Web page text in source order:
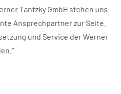
Tantzky GmbH stehen uns
Ansprechpartner zur Seite.
und Service der Werner